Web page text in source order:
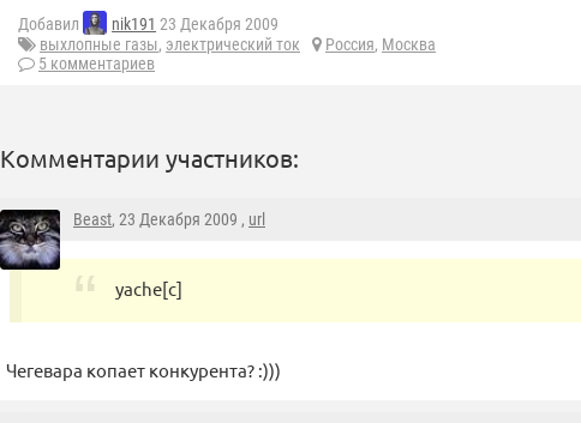
Добавил nik191 23 Декабря 2009
выхлопные газы, электрический ток Россия, Москва
5 комментариев
Комментарии участников:
Beast, 23 Декабря 2009 , url
yache[с]
Чегевара копает конкурента? :)))